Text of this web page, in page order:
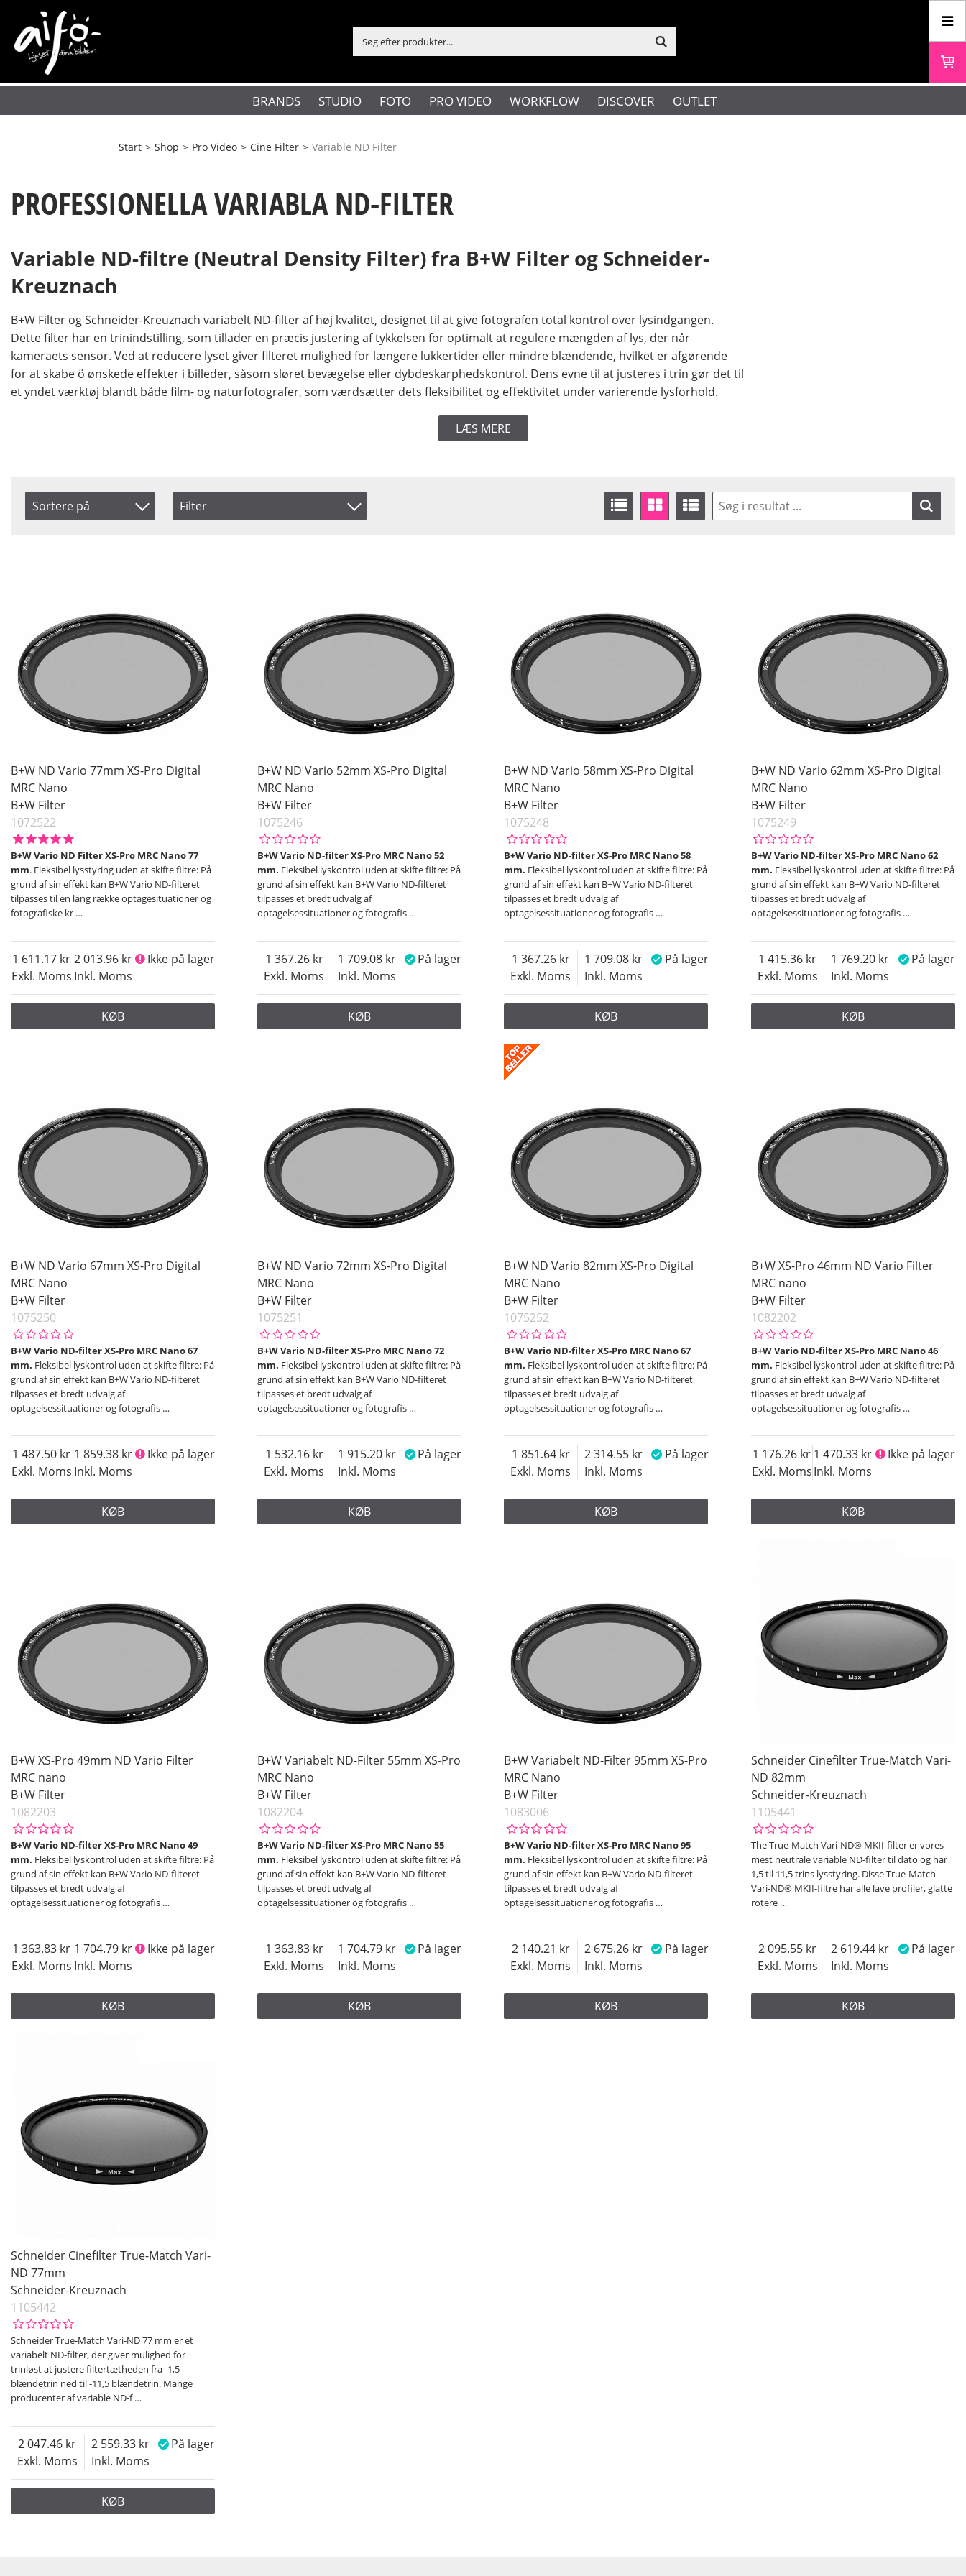
BRANDS STUDIO FOTO PRO VIDEO WORKFLOW DISCOVER OUTLET
Start > Shop > Pro Video > Cine Filter > Variable ND Filter
PROFESSIONELLA VARIABLA ND-FILTER
Variable ND-filtre (Neutral Density Filter) fra B+W Filter og Schneider-
Kreuznach
B+W Filter og Schneider-Kreuznach variabelt ND-filter af høj kvalitet, designet til at give fotografen total kontrol over lysindgangen.
Dette filter har en trinindstilling, som tillader en præcis justering af tykkelsen for optimalt at regulere mængden af ​​lys, der når
kameraets sensor. Ved at reducere lyset giver filteret mulighed for længere lukkertider eller mindre blændende, hvilket er afgørende
for at skabe ö ønskede effekter i billeder, såsom sløret bevægelse eller dybdeskarphedskontrol. Dens evne til at justeres i trin gør det til
et yndet værktøj blandt både film- og naturfotografer, som værdsætter dets fleksibilitet og effektivitet under varierende lysforhold.
LÆS MERE
Sortere på Filter
62 mm
67 mm
72 mm
95 mm
B+W ND Vario 77mm XS-Pro Digital
MRC Nano
B+W Filter
1072522
B+W Vario ND Filter XS-Pro MRC Nano 77
mm. Fleksibel lysstyring uden at skifte filtre: På
grund af sin effekt kan B+W Vario ND-filteret
tilpasses til en lang række optagesituationer og
fotografiske kr …
Exkl. Moms
1 611.17
Inkl. Moms
2 013.96 Ikke på lager
KØB
B+W ND Vario 52mm XS-Pro Digital
MRC Nano
B+W Filter
1075246
B+W Vario ND-filter XS-Pro MRC Nano 52
mm. Fleksibel lyskontrol uden at skifte filtre: På
grund af sin effekt kan B+W Vario ND-filteret
tilpasses et bredt udvalg af
optagelsessituationer og fotografis …
Exkl. Moms
1 367.26
Inkl. Moms
1 709.08 På lager
KØB
B+W ND Vario 58mm XS-Pro Digital
MRC Nano
B+W Filter
1075248
B+W Vario ND-filter XS-Pro MRC Nano 58
mm. Fleksibel lyskontrol uden at skifte filtre: På
grund af sin effekt kan B+W Vario ND-filteret
tilpasses et bredt udvalg af
optagelsessituationer og fotografis …
Exkl. Moms
1 367.26
Inkl. Moms
1 709.08 På lager
KØB
B+W ND Vario 62mm XS-Pro Digital
MRC Nano
B+W Filter
1075249
B+W Vario ND-filter XS-Pro MRC Nano 62
mm. Fleksibel lyskontrol uden at skifte filtre: På
grund af sin effekt kan B+W Vario ND-filteret
tilpasses et bredt udvalg af
optagelsessituationer og fotografis …
Exkl. Moms
1 415.36
Inkl. Moms
1 769.20 På lager
KØB
B+W ND Vario 67mm XS-Pro Digital
MRC Nano
B+W Filter
1075250
B+W Vario ND-filter XS-Pro MRC Nano 67
mm. Fleksibel lyskontrol uden at skifte filtre: På
grund af sin effekt kan B+W Vario ND-filteret
tilpasses et bredt udvalg af
optagelsessituationer og fotografis …
Exkl. Moms
1 487.50
Inkl. Moms
1 859.38 Ikke på lager
KØB
B+W ND Vario 72mm XS-Pro Digital
MRC Nano
B+W Filter
1075251
B+W Vario ND-filter XS-Pro MRC Nano 72
mm. Fleksibel lyskontrol uden at skifte filtre: På
grund af sin effekt kan B+W Vario ND-filteret
tilpasses et bredt udvalg af
optagelsessituationer og fotografis …
Exkl. Moms
1 532.16
Inkl. Moms
1 915.20 På lager
KØB
B+W ND Vario 82mm XS-Pro Digital
MRC Nano
B+W Filter
1075252
B+W Vario ND-filter XS-Pro MRC Nano 67
mm. Fleksibel lyskontrol uden at skifte filtre: På
grund af sin effekt kan B+W Vario ND-filteret
tilpasses et bredt udvalg af
optagelsessituationer og fotografis …
Exkl. Moms
1 851.64
Inkl. Moms
2 314.55 På lager
KØB
B+W XS-Pro 46mm ND Vario Filter
MRC nano
B+W Filter
1082202
B+W Vario ND-filter XS-Pro MRC Nano 46
mm. Fleksibel lyskontrol uden at skifte filtre: På
grund af sin effekt kan B+W Vario ND-filteret
tilpasses et bredt udvalg af
optagelsessituationer og fotografis …
Exkl. Moms
1 176.26
Inkl. Moms
1 470.33 Ikke på lager
KØB
B+W XS-Pro 49mm ND Vario Filter
MRC nano
B+W Filter
1082203
B+W Vario ND-filter XS-Pro MRC Nano 49
mm. Fleksibel lyskontrol uden at skifte filtre: På
grund af sin effekt kan B+W Vario ND-filteret
tilpasses et bredt udvalg af
optagelsessituationer og fotografis …
Exkl. Moms
1 363.83
Inkl. Moms
1 704.79 Ikke på lager
KØB
B+W Variabelt ND-Filter 55mm XS-Pro
MRC Nano
B+W Filter
1082204
B+W Vario ND-filter XS-Pro MRC Nano 55
mm. Fleksibel lyskontrol uden at skifte filtre: På
grund af sin effekt kan B+W Vario ND-filteret
tilpasses et bredt udvalg af
optagelsessituationer og fotografis …
Exkl. Moms
1 363.83
Inkl. Moms
1 704.79 På lager
KØB
B+W Variabelt ND-Filter 95mm XS-Pro
MRC Nano
B+W Filter
1083006
B+W Vario ND-filter XS-Pro MRC Nano 95
mm. Fleksibel lyskontrol uden at skifte filtre: På
grund af sin effekt kan B+W Vario ND-filteret
tilpasses et bredt udvalg af
optagelsessituationer og fotografis …
Exkl. Moms
2 140.21
Inkl. Moms
2 675.26 På lager
KØB
Schneider Cinefilter True-Match Vari-
ND 82mm
Schneider-Kreuznach
1105441
The True-Match Vari-ND® MKII-filter er vores
mest neutrale variable ND-filter til dato og har
1,5 til 11,5 trins lysstyring. Disse True-Match
Vari-ND® MKII-filtre har alle lave profiler, glatte
rotere …
Exkl. Moms
2 095.55
Inkl. Moms
2 619.44 På lager
KØB
Schneider Cinefilter True-Match Vari-
ND 77mm
Schneider-Kreuznach
1105442
Schneider True-Match Vari-ND 77 mm er et
variabelt ND-filter, der giver mulighed for
trinløst at justere filtertætheden fra -1,5
blændetrin ned til -11,5 blændetrin. Mange
producenter af variable ND-f…
Exkl. Moms
2 047.46
Inkl. Moms
2 559.33 På lager
KØB